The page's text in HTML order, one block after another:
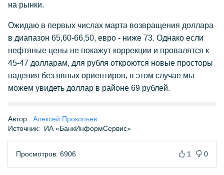
на рынки.
Ожидаю в первых числах марта возвращения доллара
в диапазон 65,60-66,50, евро - ниже 73. Однако если
нефтяные цены не покажут коррекции и провалятся к
45-47 долларам, для рубля откроются новые просторы
падения без явных ориентиров, в этом случае мы
можем увидеть доллар в районе 69 рублей.
Автор: Алексей Прокопьев
Источник:
ИА «БанкИнформСервис»
Просмотров: 6906 1 0